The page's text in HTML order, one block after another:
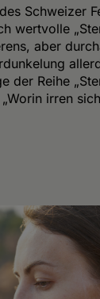
Schweizer
wertvolle
aber
der Reihe
irren